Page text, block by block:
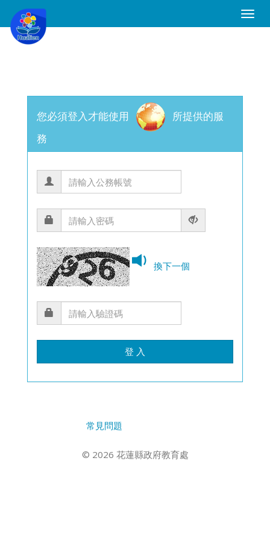
Toggle
您必須登入才能使用
所提供的服
務
換下一個
登 入
常見問題
© 2026 花蓮縣政府教育處